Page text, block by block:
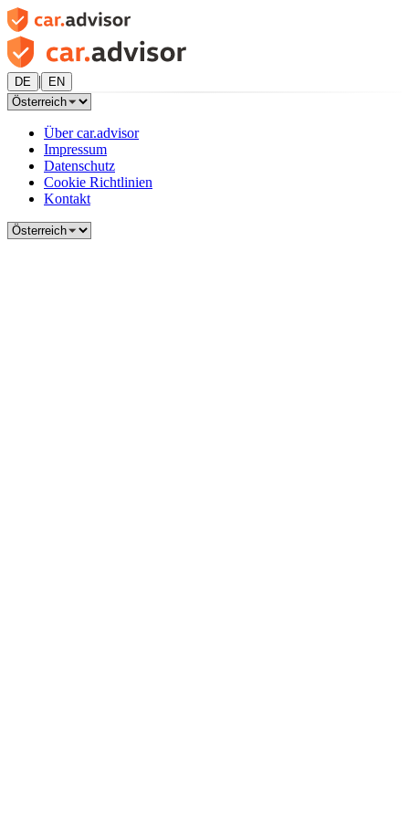
DE | EN
Über car.advisor
Impressum
Datenschutz
Cookie Richtlinien
Kontakt